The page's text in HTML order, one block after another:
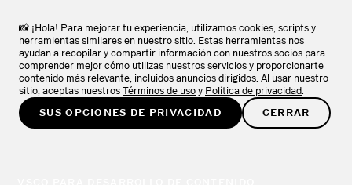
📸 ¡Hola! Para mejorar tu experiencia, utilizamos cookies, scripts y
herramientas similares en nuestro sitio. Estas herramientas nos
ayudan a recopilar y compartir información con nuestros socios para
comprender mejor cómo utilizas nuestros servicios y proporcionarte
contenido más relevante, incluidos anuncios dirigidos. Al usar nuestro
sitio, aceptas nuestros Términos de uso y Política de privacidad.
SUS OPCIONES DE PRIVACIDAD
CERRAR
Explora la colección de apps de VSCO.
PROBAR GRATIS